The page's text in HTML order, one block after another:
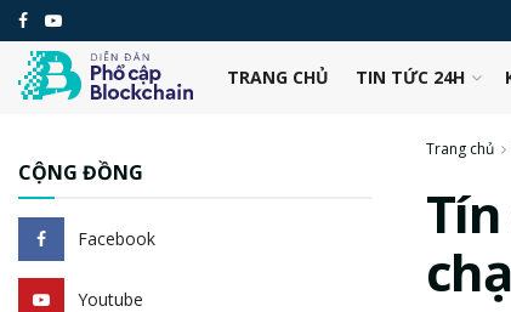
TRANG CHỦ TIN TỨC 24H
Trang chủ
CỘNG ĐỒNG
Facebook
Youtube